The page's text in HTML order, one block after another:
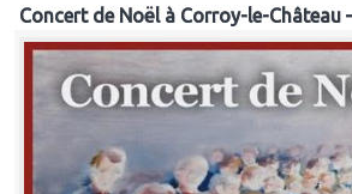
Concert de Noël à Corroy-le-Château